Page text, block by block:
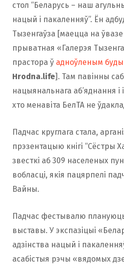
стол “Беларусь – наш
нацый і пакаленняў”. Ён
Тызенгаўза [маецца на
прыватная «Галерэя
прастора ў адноўленым
Hrodna.life]. Там павінны
нацыянальнага аб’яднання
хто менавіта БелТА не
Падчас круглага стала,
прэзентацыю кнігі “Сёстры
звесткі аб 309 населеных
вобласці, якія пацярпелі
Вайны.
Падчас фестывалю
выставы. У экспазіцыі
адзінства нацый і
асабістыя рэчы «вядомых